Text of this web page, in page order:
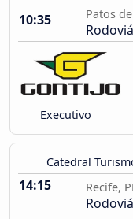
10:35
Patos
Executivo
Catedral
14:15 Recife,